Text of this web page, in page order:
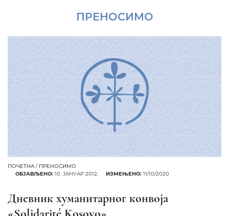
ПРЕНОСИМО
ПОЧЕТНА / ПРЕНОСИМО
ОБЈАВЉЕНО: 10. ЈАНУАР 2012. ИЗМЕЊЕНО: 11/10/2020
Дневник хуманитарног конвоја